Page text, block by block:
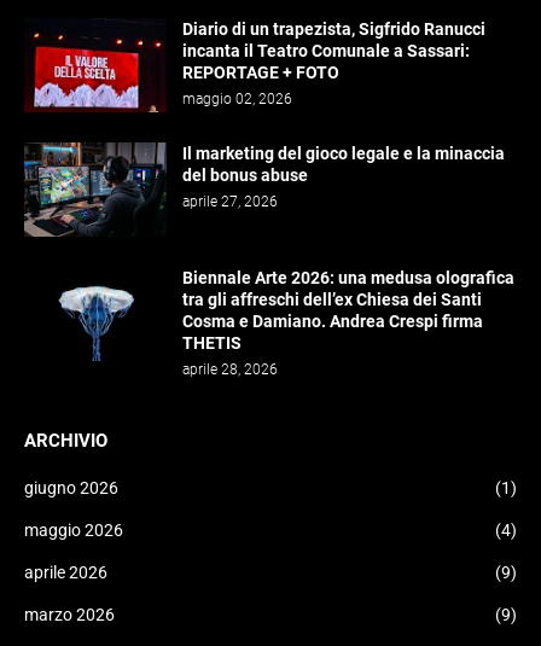
Diario di un trapezista, Sigfrido Ranucci
incanta il Teatro Comunale a Sassari:
REPORTAGE + FOTO
maggio 02, 2026
Il marketing del gioco legale e la minaccia
del bonus abuse
aprile 27, 2026
Biennale Arte 2026: una medusa olografica
tra gli affreschi dell’ex Chiesa dei Santi
Cosma e Damiano. Andrea Crespi firma
THETIS
aprile 28, 2026
ARCHIVIO
giugno 2026 (1)
maggio 2026 (4)
aprile 2026 (9)
marzo 2026 (9)